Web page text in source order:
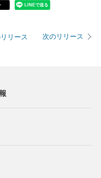
LINEで送る
リース 次のリリース